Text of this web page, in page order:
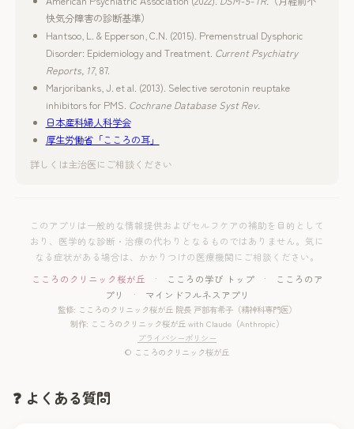
快気分障害の診断基準）
Hantsoo, L. & Epperson, C.N. (2015). Premenstrual Dysphoric
Disorder: Epidemiology and Treatment. Current Psychiatry
Reports, 17, 87.
Marjoribanks, J. et al. (2013). Selective serotonin reuptake
inhibitors for PMS. Cochrane Database Syst Rev.
日本産科婦人科学会
厚生労働省「こころの耳」
詳しくは主治医にご相談ください
このアプリは一般的な情報提供およびセルフケアの補助を目的として
おり、医学的な診断・治療の代わりとなるものではありません。気に
なる症状がある場合は、かかりつけの医療機関にご相談ください。
こころのクリニック桜が丘 · こころの学び トップ·
こころのア
プリ
· マインドフルネスアプリ
監修: こころのクリニック桜が丘 院長 戸部有希子（精神科専門医）
制作: こころのクリニック桜が丘 with Claude（Anthropic）
プライバシーポリシー
© こころのクリニック桜が丘
❓ よくある質問